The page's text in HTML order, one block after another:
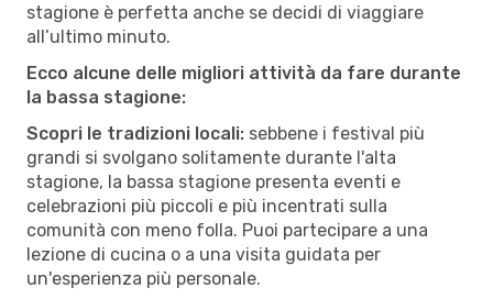
stagione è perfetta anche se decidi di viaggiare
all’ultimo minuto.
Ecco alcune delle migliori attività da fare durante
la bassa stagione:
Scopri le tradizioni locali: sebbene i festival più
grandi si svolgano solitamente durante l'alta
stagione, la bassa stagione presenta eventi e
celebrazioni più piccoli e più incentrati sulla
comunità con meno folla. Puoi partecipare a una
lezione di cucina o a una visita guidata per
un'esperienza più personale.